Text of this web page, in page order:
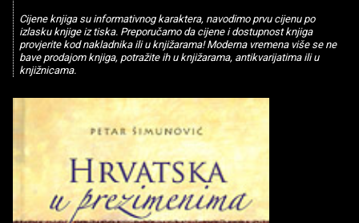
Cijene knjiga su informativnog karaktera, navodimo prvu cijenu po
izlasku knjige iz tiska. Preporučamo da cijene i dostupnost knjiga
provjerite kod nakladnika ili u knjižarama! Moderna vremena više se ne
bave prodajom knjiga, potražite ih u knjižarama, antikvarijatima ili u
knjižnicama.